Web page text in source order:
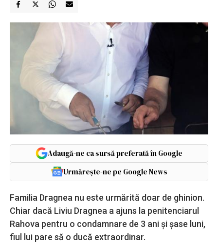
Adaugă-ne ca sursă preferată în Google
Urmărește-ne pe Google News
Familia Dragnea nu este urmărită doar de ghinion.
Chiar dacă Liviu Dragnea a ajuns la penitenciarul
Rahova pentru o condamnare de 3 ani și șase luni,
fiul lui pare să o ducă extraordinar.